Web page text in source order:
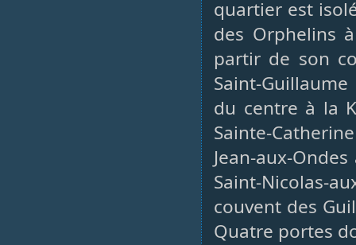
quartier est
des Orphelins
partir de son
Saint-
du centre à la
Sainte-
Jean-aux-
Saint-Nicolas-
couvent des
Quatre portes